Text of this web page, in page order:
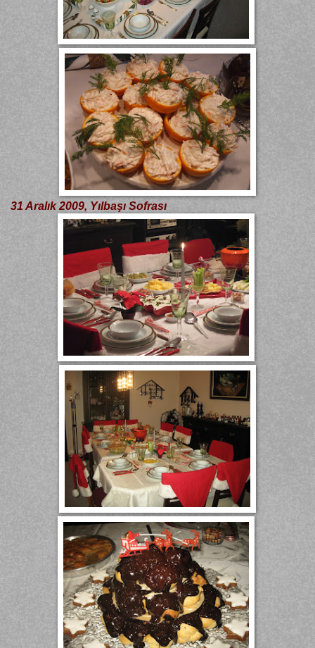
31 Aralık 2009, Yılbaşı Sofrası